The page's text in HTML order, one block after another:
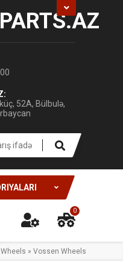
PARTS.AZ
52A, Bülbulə,
0
» Vossen Wheels